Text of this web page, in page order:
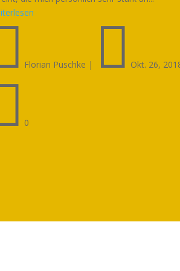
Florian Puschke |  Okt. 26,
0